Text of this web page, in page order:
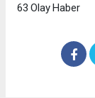
63 Olay Haber